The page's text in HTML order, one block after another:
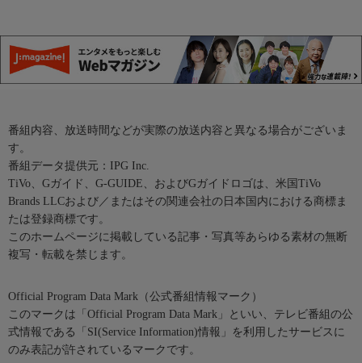
番組内容、放送時間などが実際の放送内容と異なる場合がございま
す。
番組データ提供元：IPG Inc.
TiVo、Gガイド、G-GUIDE、およびGガイドロゴは、米国TiVo
Brands LLCおよび／またはその関連会社の日本国内における商標ま
たは登録商標です。
このホームページに掲載している記事・写真等あらゆる素材の無断
複写・転載を禁じます。
Official Program Data Mark（公式番組情報マーク）
このマークは「Official Program Data Mark」といい、テレビ番組の公
式情報である「SI(Service Information)情報」を利用したサービスに
のみ表記が許されているマークです。